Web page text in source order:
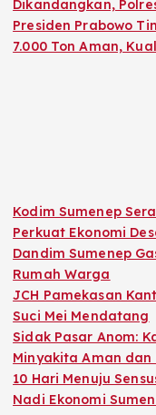
Dikandangkan,
Presiden Prabowo
7.000 Ton Aman,
Kodim Sumenep
Perkuat Ekonomi
Dandim Sumenep
Rumah Warga
JCH Pamekasan
Suci Mei Mendatang
Sidak Pasar Anom:
Minyakita Aman
10 Hari Menuju
Nadi Ekonomi